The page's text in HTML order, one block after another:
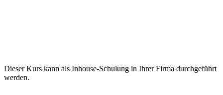
Dieser Kurs kann als Inhouse-Schulung in Ihrer Firma durchgeführt
werden.